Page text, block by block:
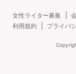
女性ライター募集
利用規約
プライバ